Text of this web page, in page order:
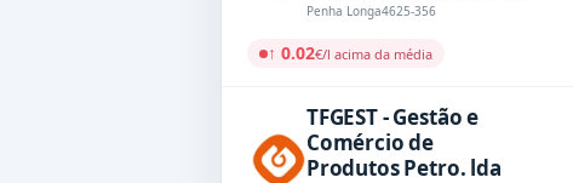
Penha Longa4625-356
↑ 0.02€/l acima da média
TFGEST - Gestão e
Comércio de
Produtos Petro. lda